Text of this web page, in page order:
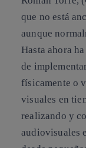
que no está
aunque
Hasta ahora
de
físicamente o
visuales en
realizando y
audiovisuales